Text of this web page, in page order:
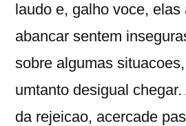
laudo e, galho voce, elas
abancar sentem
sobre algumas
umtanto desigual
da rejeicao, acercade